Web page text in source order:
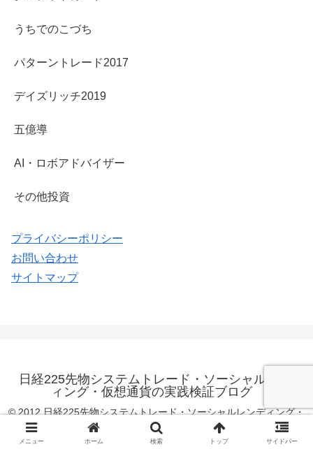
うちでのこづち
パターントレード2017
デイズリッチ2019
五億導
AI・ロボアドバイザー
その他投資
プライバシーポリシー
お問い合わせ
サイトマップ
日経225先物システムトレード・ソーシャルレンデ
ィング・仮想通貨の実践検証ブログ
© 2012 日経225先物システムトレード・ソーシャルレンディング・
仮想通貨の実践検証ブログ.
メニュー ホーム 検索 トップ サイドバー